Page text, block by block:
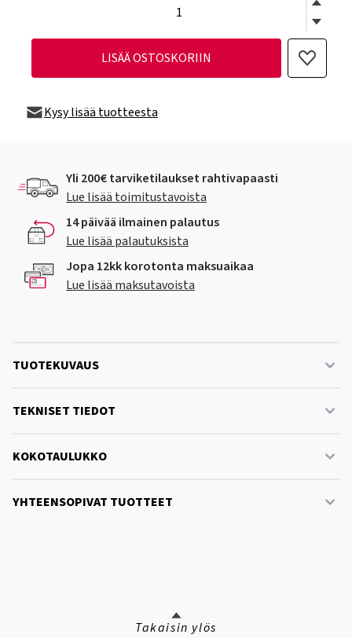
LISÄÄ OSTOSKORIIN
Kysy lisää tuotteesta
Yli 200€ tarviketilaukset rahtivapaasti
Lue lisää toimitustavoista
14 päivää ilmainen palautus
Lue lisää palautuksista
Jopa 12kk korotonta maksuaikaa
Lue lisää maksutavoista
TUOTEKUVAUS
TEKNISET TIEDOT
KOKOTAULUKKO
YHTEENSOPIVAT TUOTTEET
Takaisin ylös